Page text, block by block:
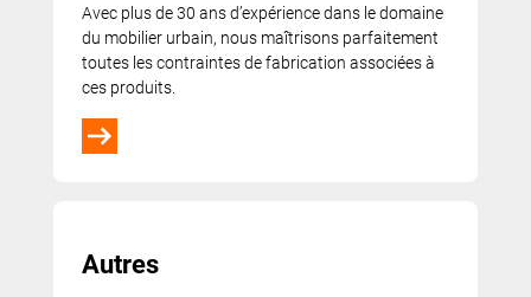
Avec plus de 30 ans d’expérience dans le domaine
du mobilier urbain, nous maîtrisons parfaitement
toutes les contraintes de fabrication associées à
ces produits.
Autres